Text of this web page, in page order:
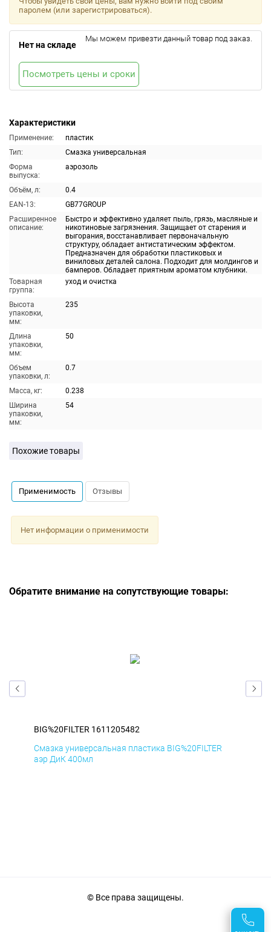
Характеристики
Применение:
пластик
Тип:
Смазка универсальная
Форма
выпуска:
аэрозоль
Объём, л:
0.4
EAN-13:
GB77GROUP
Расширенное
описание:
Быстро и эффективно удаляет пыль, грязь, масляные и
никотиновые загрязнения. Защищает от старения и
выгорания, восстанавливает первоначальную
структуру, обладает антистатическим эффектом.
Предназначен для обработки пластиковых и
виниловых деталей салона. Подходит для молдингов и
бамперов. Обладает приятным ароматом клубники.
Товарная
группа:
уход и очистка
Высота
упаковки,
мм:
235
Длина
упаковки,
мм:
50
Объем
упаковки, л:
0.7
Масса, кг:
0.238
Ширина
упаковки,
мм:
54
паролем (или зарегистрироваться).
Нет на складе
Мы можем привезти данный товар под заказ.
Посмотреть цены и сроки
Похожие товары
Применимость Отзывы
Нет информации о применимости
Обратите внимание на сопутствующие товары:
BIG%20FILTER 1611205482
Смазка универсальная пластика BIG%20FILTER
аэр ДиК 400мл
© Все права защищены.